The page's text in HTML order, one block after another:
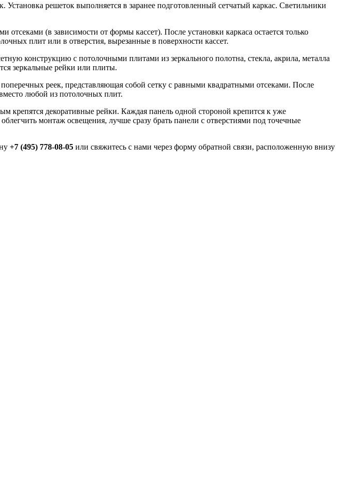
решеток выполняется в заранее подготовленный сетчатый каркас. Светильники
(в зависимости от формы кассет). После установки каркаса остается только
плит или в отверстия, вырезанные в поверхности кассет.
конструкцию с потолочными плитами из зеркального полотна, стекла, акрила, металла
зеркальные рейки или плиты.
реек, представляющая собой сетку с равными квадратными отсеками. После
любой из потолочных плит.
крепятся декоративные рейки. Каждая панель одной стороной крепится к уже
монтаж освещения, лучше сразу брать панели с отверстиями под точечные
+7 (495) 778-08-05 или свяжитесь с нами через форму обратной связи, расположенную внизу